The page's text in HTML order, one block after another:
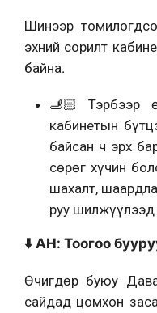
Шинээр
эхний сорилт
байна.
🫸🏻 Тэрбээр
кабинетын
байсан ч эрх
сөрөг хүчин
шахалт,
руу шилжүүлээд
⬇️ АН: Тоогоо
Өчигдөр буюу
сайдад цомхон